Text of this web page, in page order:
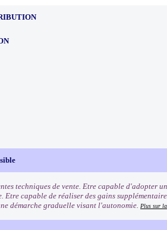
techniques de vente. Etre capable d'adopter
Etre capable de réaliser des gains
démarche graduelle visant l'autonomie. Plus sur